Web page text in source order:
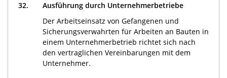
32.
Ausführung durch Unternehmerbetriebe
Der Arbeitseinsatz von Gefangenen und
Sicherungsverwahrten für Arbeiten an Bauten in
einem Unternehmerbetrieb richtet sich nach
den vertraglichen Vereinbarungen mit dem
Unternehmer.